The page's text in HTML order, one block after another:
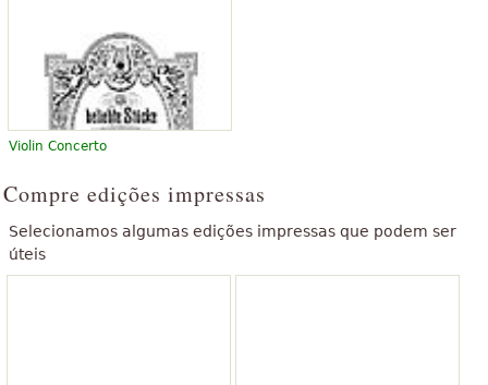
Violin Concerto
Compre edições impressas
Selecionamos algumas edições impressas que podem ser
úteis